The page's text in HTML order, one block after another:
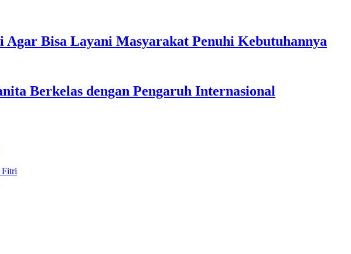
Bisa Layani Masyarakat Penuhi Kebutuhannya
Berkelas dengan Pengaruh Internasional
Fitri